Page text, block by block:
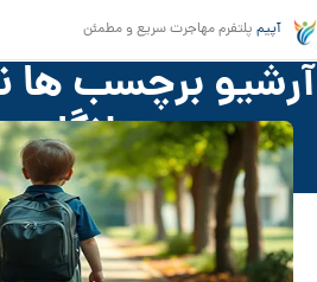
آپیم پلتفرم مهاجرت سریع و مطمئن
آرشیو برچسب ها
خانه»نظام آموزشی